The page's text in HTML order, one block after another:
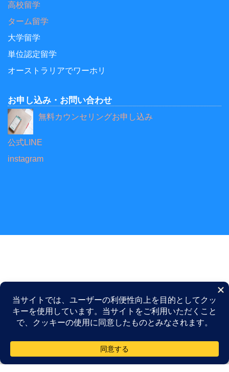
高校留学
ターム留学
大学留学
単位認定留学
オーストラリアでワーホリ
お申し込み・お問い合わせ
無料カウンセリングお申し込み
公式LINE
instagram